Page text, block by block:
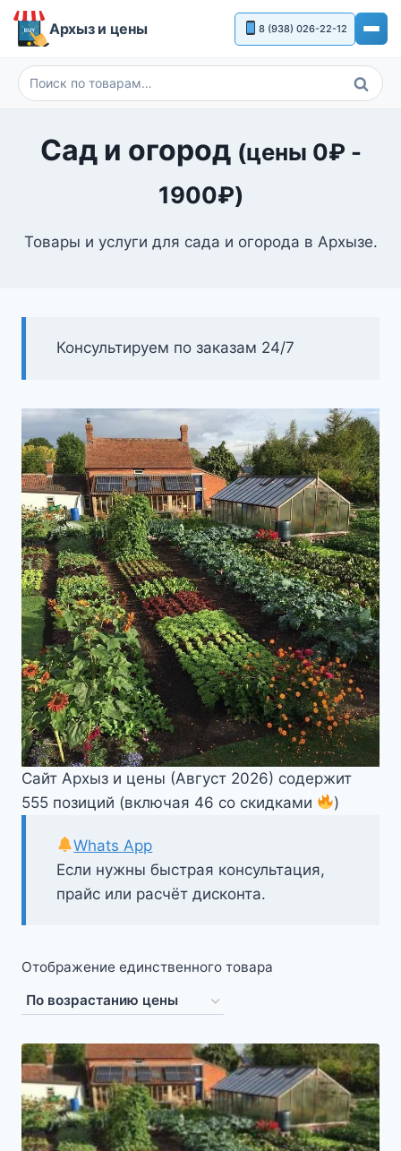
Перейти
Архыз и цены 8 (938) 026-22-12
Искать:
Поиск
Сад и огород (цены 0₽ -
1900₽)
Товары и услуги для сада и огорода в Архызе.
Консультируем по заказам 24/7
Сайт Архыз и цены (Август 2026) содержит
555 позиций (включая 46 со скидками
)
Если нужны быстрая консультация,
прайс или расчёт дисконта.
Whats App
Отображение единственного товара